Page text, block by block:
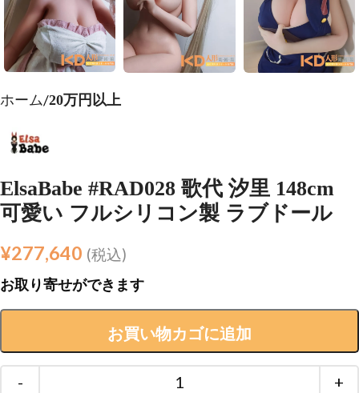
ホーム 20万円以上
ElsaBabe #RAD028 歌代 汐里 148cm
可愛い フルシリコン製 ラブドール
¥277,640 (税込)
お取り寄せができます
お買い物カゴに追加